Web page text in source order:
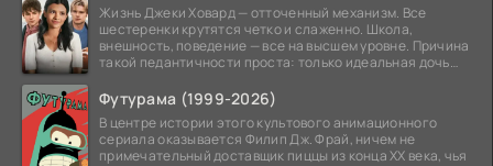
Жизнь Джеки Ховард — отточенный механизм. Все
шестеренки крутятся четко и слаженно. Школа,
внешность, поведение — все на высшем уровне. Причина
такой педантичности проста: только идеальная дочь
Футурама (1999-2026)
В центре истории этого культового анимационного
сериала оказывается Филип Дж. Фрай, ничем не
примечательный доставщик пиццы из конца XX века, чья